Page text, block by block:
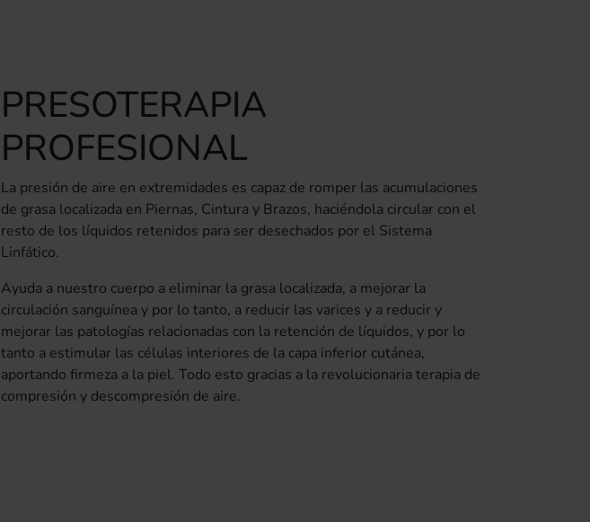
PRESOTERAPIA
PROFESIONAL
La presión de aire en extremidades es capaz de romper las acumulaciones
de grasa localizada en Piernas, Cintura y Brazos, haciéndola circular con el
resto de los líquidos retenidos para ser desechados por el Sistema
Linfático.
Ayuda a nuestro cuerpo a eliminar la grasa localizada, a mejorar la
circulación sanguínea y por lo tanto, a reducir las varices y a reducir y
mejorar las patologías relacionadas con la retención de líquidos, y por lo
tanto a estimular las células interiores de la capa inferior cutánea,
aportando firmeza a la piel. Todo esto gracias a la revolucionaria terapia de
compresión y descompresión de aire.